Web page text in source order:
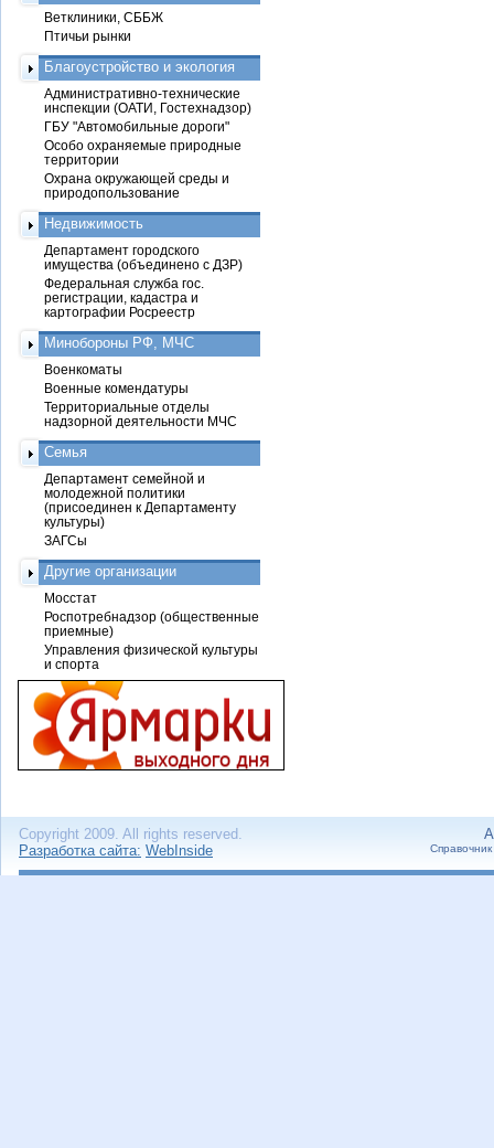
Ветклиники, СББЖ
Птичьи рынки
Благоустройство и экология
Административно-технические
инспекции (ОАТИ, Гостехнадзор)
ГБУ "Автомобильные дороги"
Особо охраняемые природные
территории
Охрана окружающей среды и
природопользование
Недвижимость
Департамент городского
имущества (объединено с ДЗР)
Федеральная служба гос.
регистрации, кадастра и
картографии Росреестр
Минобороны РФ, МЧС
Военкоматы
Военные комендатуры
Территориальные отделы
надзорной деятельности МЧС
Семья
Департамент семейной и
молодежной политики
(присоединен к Департаменту
культуры)
ЗАГСы
Другие организации
Мосстат
Роспотребнадзор (общественные
приемные)
Управления физической культуры
и спорта
Copyright 2009. All rights reserved.
Разработка сайта: WebInside